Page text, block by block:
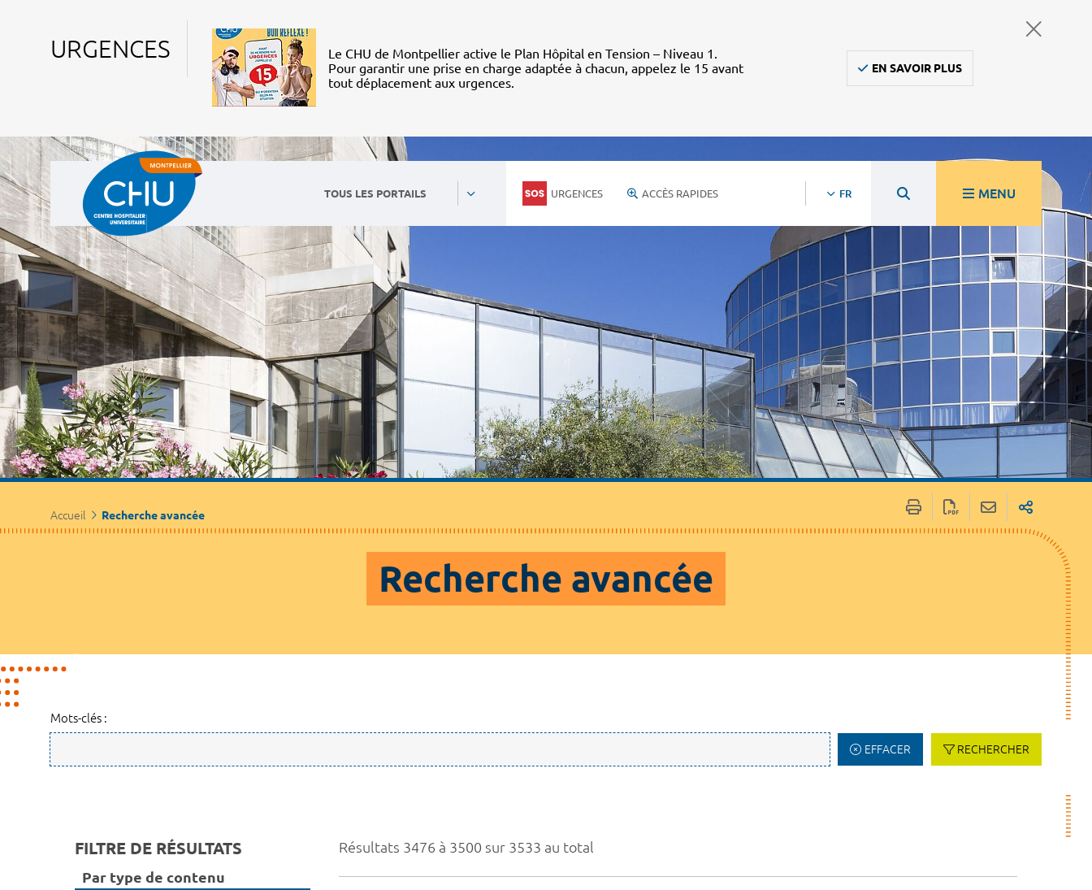
URGENCES
Le CHU de Montpellier active le Plan Hôpital en Tension – Niveau 1.
Pour garantir une prise en charge adaptée à chacun, appelez le 15 avant
tout déplacement aux urgences.
EN SAVOIR PLUS
TOUS LES PORTAILS URGENCES ACCÈS RAPIDES FR MENU
Accueil Recherche avancée
Recherche avancée
Mots-clés :
EFFACER RECHERCHER
Résultats 3476 à 3500 sur 3533 au total
FILTRE DE RÉSULTATS
Par type de contenu